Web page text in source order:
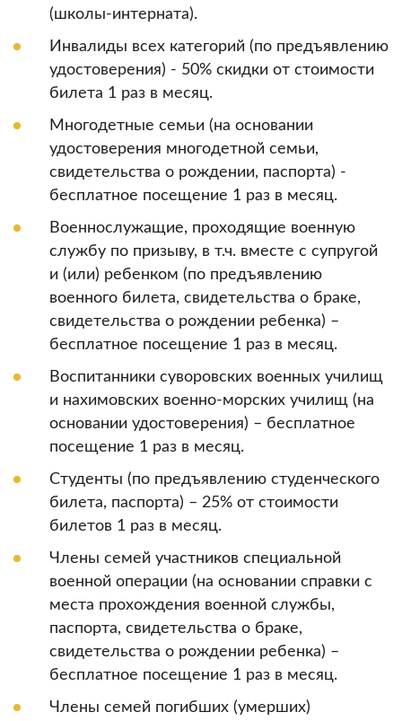
(школы-интерната).
Инвалиды всех категорий (по предъявлению
удостоверения) - 50% скидки от стоимости
билета 1 раз в месяц.
Многодетные семьи (на основании
удостоверения многодетной семьи,
свидетельства о рождении, паспорта) -
бесплатное посещение 1 раз в месяц.
Военнослужащие, проходящие военную
службу по призыву, в т.ч. вместе с супругой
и (или) ребенком (по предъявлению
военного билета, свидетельства о браке,
свидетельства о рождении ребенка) –
бесплатное посещение 1 раз в месяц.
Воспитанники суворовских военных училищ
и нахимовских военно-морских училищ (на
основании удостоверения) – бесплатное
посещение 1 раз в месяц.
Студенты (по предъявлению студенческого
билета, паспорта) – 25% от стоимости
билетов 1 раз в месяц.
Члены семей участников специальной
военной операции (на основании справки с
места прохождения военной службы,
паспорта, свидетельства о браке,
свидетельства о рождении ребенка) –
бесплатное посещение 1 раз в месяц.
Члены семей погибших (умерших)